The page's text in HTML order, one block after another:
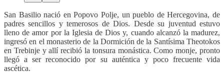
San Basilio nació en Popovo Polje, un pueblo de Hercegovina, de
padres sencillos y temerosos de Dios. Desde su juventud estuvo
lleno de amor por la Iglesia de Dios y, cuando alcanzó la madurez,
ingresó en el monasterio de la Dormición de la Santísima Theotokos
en Trebinje y allí recibió la tonsura monástica. Como monje, pronto
llegó a ser reconocido por su auténtica y poco frecuente vida
ascética.